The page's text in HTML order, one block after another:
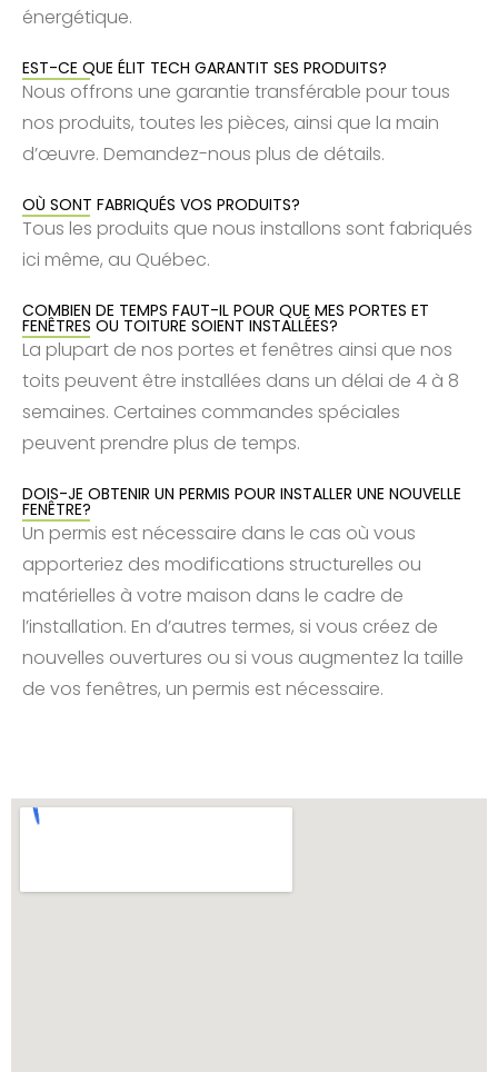
énergétique.
EST-CE QUE ÉLIT TECH GARANTIT SES PRODUITS?
Nous offrons une garantie transférable pour tous
nos produits, toutes les pièces, ainsi que la main
d’œuvre. Demandez-nous plus de détails.
OÙ SONT FABRIQUÉS VOS PRODUITS?
Tous les produits que nous installons sont fabriqués
ici même, au Québec.
COMBIEN DE TEMPS FAUT-IL POUR QUE MES PORTES ET
FENÊTRES OU TOITURE SOIENT INSTALLÉES?
La plupart de nos portes et fenêtres ainsi que nos
toits peuvent être installées dans un délai de 4 à 8
semaines. Certaines commandes spéciales
peuvent prendre plus de temps.
DOIS-JE OBTENIR UN PERMIS POUR INSTALLER UNE NOUVELLE
FENÊTRE?
Un permis est nécessaire dans le cas où vous
apporteriez des modifications structurelles ou
matérielles à votre maison dans le cadre de
l’installation. En d’autres termes, si vous créez de
nouvelles ouvertures ou si vous augmentez la taille
de vos fenêtres, un permis est nécessaire.